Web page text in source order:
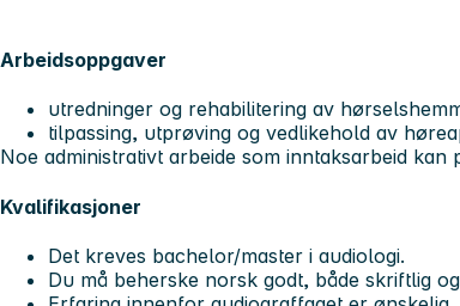
Arbeidsoppgaver
utredninger og rehabilitering av
tilpassing, utprøving og vedlikehold av
Noe administrativt arbeide som inntaksarbeid kan
Kvalifikasjoner
Det kreves bachelor/master i audiologi.
Du må beherske norsk godt, både skriftlig